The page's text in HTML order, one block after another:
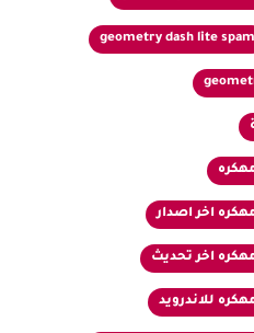
geometry dash lite spam